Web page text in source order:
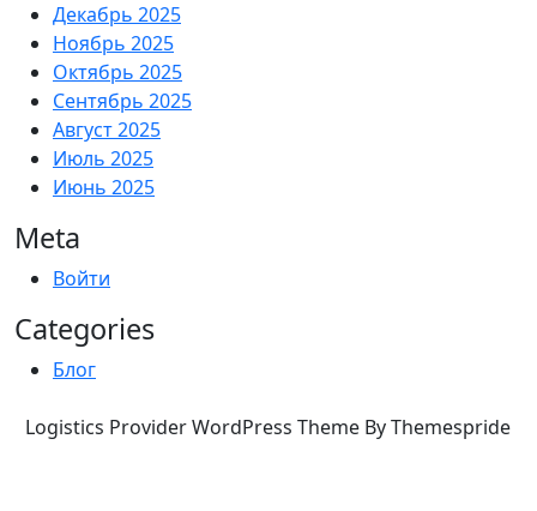
Декабрь 2025
Ноябрь 2025
Октябрь 2025
Сентябрь 2025
Август 2025
Июль 2025
Июнь 2025
Meta
Войти
Categories
Блог
Logistics Provider WordPress Theme By Themespride